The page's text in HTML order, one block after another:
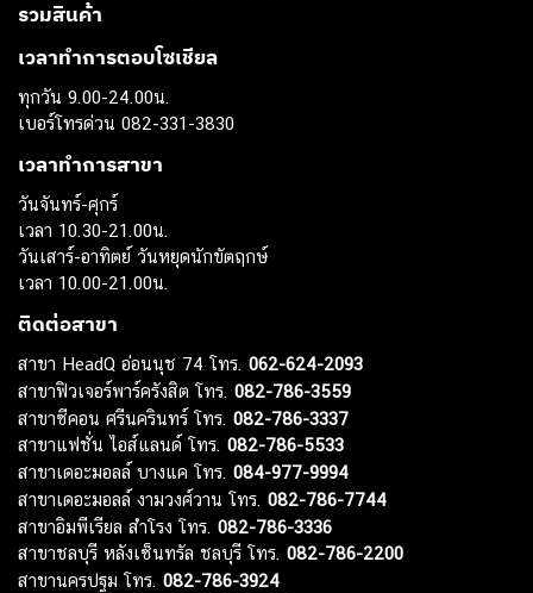
รวมสินค้า
เวลาทำการตอบโซเชียล
ทุกวัน 9.00-24.00น.
เบอร์โทรด่วน 082-331-3830
เวลาทำการสาขา
วันจันทร์-ศุกร์
เวลา 10.30-21.00น.
วันเสาร์-อาทิตย์ วันหยุดนักขัตฤกษ์
เวลา 10.00-21.00น.
ติดต่อสาขา
สาขา HeadQ อ่อนนุช 74 โทร. 062-624-2093
สาขาฟิวเจอร์พาร์ครังสิต โทร. 082-786-3559
สาขาซีคอน ศรีนครินทร์ โทร. 082-786-3337
สาขาแฟชั่น ไอส์แลนด์ โทร. 082-786-5533
สาขาเดอะมอลล์ บางแค โทร. 084-977-9994
สาขาเดอะมอลล์ งามวงศ์วาน โทร. 082-786-7744
สาขาอิมพีเรียล สำโรง โทร. 082-786-3336
สาขาชลบุรี หลังเซ็นทรัล ชลบุรี โทร. 082-786-2200
สาขานครปฐม โทร. 082-786-3924